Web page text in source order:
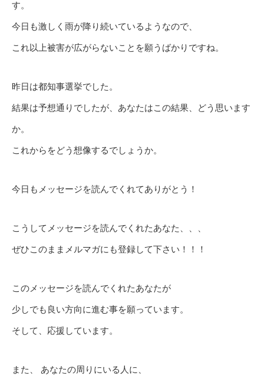
す。
今日も激しく雨が降り続いているようなので、
これ以上被害が広がらないことを願うばかりですね。
昨日は都知事選挙でした。
結果は予想通りでしたが、あなたはこの結果、どう思います
か。
これからをどう想像するでしょうか。
今日もメッセージを読んでくれてありがとう！
こうしてメッセージを読んでくれたあなた、、、
ぜひこのままメルマガにも登録して下さい！！！
このメッセージを読んでくれたあなたが
少しでも良い方向に進む事を願っています。
そして、応援しています。
また、 あなたの周りにいる人に、